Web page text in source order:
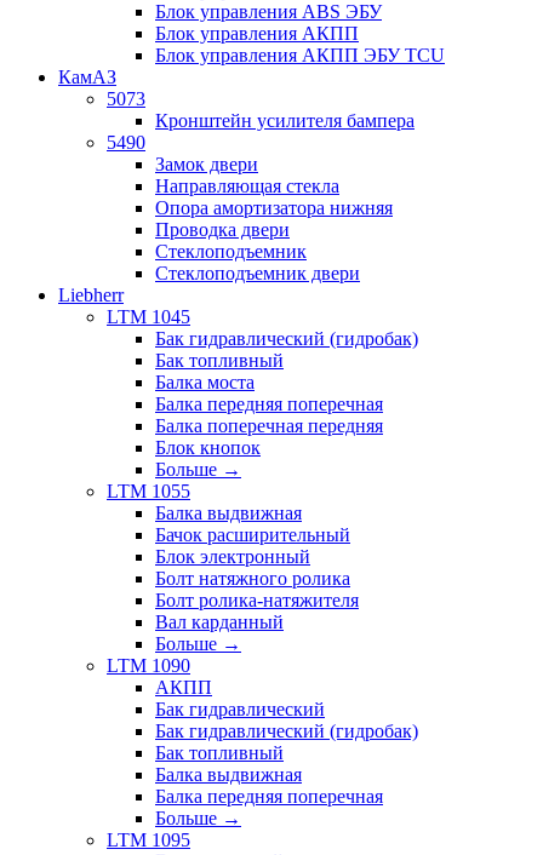
Блок управления ABS ЭБУ
Блок управления АКПП
Блок управления АКПП ЭБУ TCU
КамАЗ
5073
Кронштейн усилителя бампера
5490
Замок двери
Направляющая стекла
Опора амортизатора нижняя
Проводка двери
Стеклоподъемник
Стеклоподъемник двери
Liebherr
LTM 1045
Бак гидравлический (гидробак)
Бак топливный
Балка моста
Балка передняя поперечная
Балка поперечная передняя
Блок кнопок
Больше →
LTM 1055
Балка выдвижная
Бачок расширительный
Блок электронный
Болт натяжного ролика
Болт ролика-натяжителя
Вал карданный
Больше →
LTM 1090
АКПП
Бак гидравлический
Бак гидравлический (гидробак)
Бак топливный
Балка выдвижная
Балка передняя поперечная
Больше →
LTM 1095